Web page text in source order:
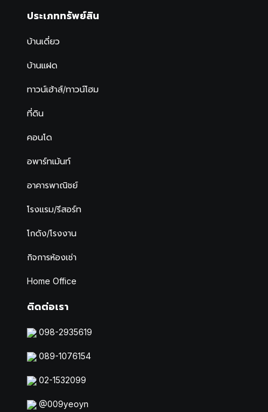
ประเภททรัพย์สิน
บ้านเดี่ยว
บ้านแฝด
ทาวน์เฮ้าส์/ทาวน์โฮม
ที่ดิน
คอนโด
อพาร์ทเม้นท์
อาคารพาณิชย์
โรงแรม/รีสอร์ท
โกดัง/โรงงาน
กิจการห้องเช่า
Home Office
ติดต่อเรา
098-2935619
089-1076154
02-1532099
@009yeoyn